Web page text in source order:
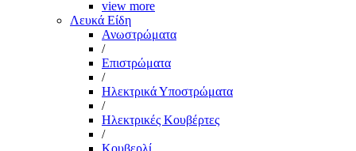
view more
Λευκά Είδη
Ανωστρώματα
/
Επιστρώματα
/
Ηλεκτρικά Υποστρώματα
/
Ηλεκτρικές Κουβέρτες
/
Κουβερλί